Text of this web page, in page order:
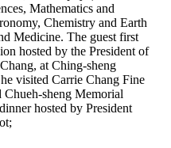
Mathematics and
Chemistry and Earth
Medicine. The guest first
hosted by the President of
at Ching-sheng
visited Carrie Chang Fine
sheng Memorial
hosted by President